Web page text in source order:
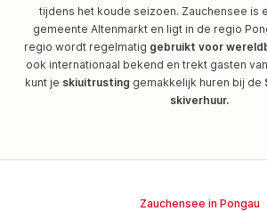
tijdens het koude seizoen. Zauchensee is
gemeente Altenmarkt en ligt in de regio
regio wordt regelmatig gebruikt voor
ook internationaal bekend en trekt gasten
kunt je skiuitrusting gemakkelijk huren bij de
skiverhuur.
Zauchensee in Pongau